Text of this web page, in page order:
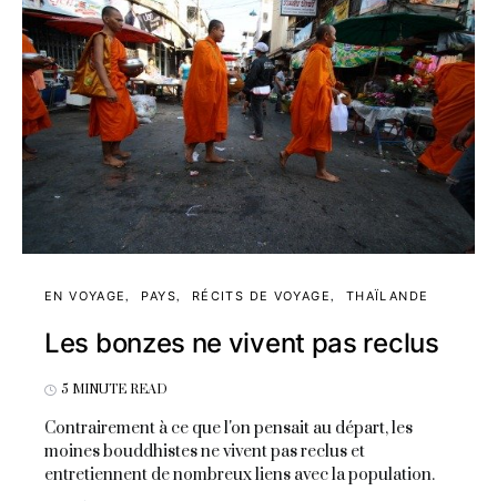
EN VOYAGE PAYS RÉCITS DE VOYAGE THAÏLANDE
Les bonzes ne vivent pas reclus
5 MINUTE READ
Contrairement à ce que l'on pensait au départ, les
moines bouddhistes ne vivent pas reclus et
entretiennent de nombreux liens avec la population.